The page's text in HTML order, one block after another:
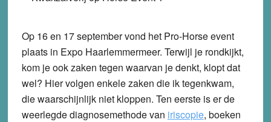
Op 16 en 17 september vond het Pro-Horse event
plaats in Expo Haarlemmermeer. Terwijl je rondkijkt,
kom je ook zaken tegen waarvan je denkt, klopt dat
wel? Hier volgen enkele zaken die ik tegenkwam,
die waarschijnlijk niet kloppen. Ten eerste is er de
weerlegde diagnosemethode van iriscopie, boeken